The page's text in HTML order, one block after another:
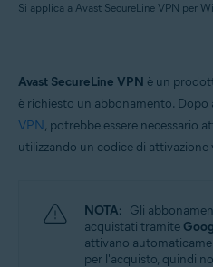
Prodotti:
Avast SecureLine VPN 5.x per
Avast SecureLine VPN 6.x per Android
Avast SecureLine VPN 6.x per iOS
Microsoft Windows 11 Home / Pro /
Microsoft Windows 10 Home / Pro /
Microsoft Windows 8.1 / Pro /
Microsoft Windows 8 / Pro /
Avast SecureLine VPN è un
è richiesto un abbonamento. Dopo
VPN, potrebbe essere necessario
utilizzando un codice di attivazione
NOTA: Gli
acquistati tramite
attivano
per l'acquisto, quindi